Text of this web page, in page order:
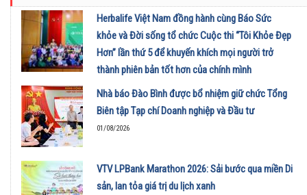
Herbalife Việt Nam đồng hành cùng Báo Sức
khỏe và Đời sống tổ chức Cuộc thi “Tôi Khỏe Đẹp
Hơn” lần thứ 5 để khuyến khích mọi người trở
thành phiên bản tốt hơn của chính mình
01/08/2026
Nhà báo Đào Bình được bổ nhiệm giữ chức Tổng
Biên tập Tạp chí Doanh nghiệp và Đầu tư
01/08/2026
VTV LPBank Marathon 2026: Sải bước qua miền Di
sản, lan tỏa giá trị du lịch xanh